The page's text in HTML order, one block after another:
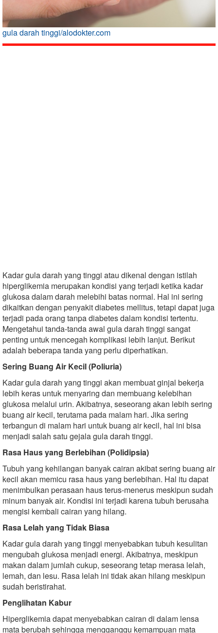
gula darah tinggi/alodokter.com
Kadar gula darah yang tinggi atau dikenal dengan istilah
hiperglikemia merupakan kondisi yang terjadi ketika kadar
glukosa dalam darah melebihi batas normal. Hal ini sering
dikaitkan dengan penyakit diabetes mellitus, tetapi dapat juga
terjadi pada orang tanpa diabetes dalam kondisi tertentu.
Mengetahui tanda-tanda awal gula darah tinggi sangat
penting untuk mencegah komplikasi lebih lanjut. Berikut
adalah beberapa tanda yang perlu diperhatikan.
Sering Buang Air Kecil (Poliuria)
Kadar gula darah yang tinggi akan membuat ginjal bekerja
lebih keras untuk menyaring dan membuang kelebihan
glukosa melalui urin. Akibatnya, seseorang akan lebih sering
buang air kecil, terutama pada malam hari. Jika sering
terbangun di malam hari untuk buang air kecil, hal ini bisa
menjadi salah satu gejala gula darah tinggi.
Rasa Haus yang Berlebihan (Polidipsia)
Tubuh yang kehilangan banyak cairan akibat sering buang air
kecil akan memicu rasa haus yang berlebihan. Hal itu dapat
menimbulkan perasaan haus terus-menerus meskipun sudah
minum banyak air. Kondisi ini terjadi karena tubuh berusaha
mengisi kembali cairan yang hilang.
Rasa Lelah yang Tidak Biasa
Kadar gula darah yang tinggi menyebabkan tubuh kesulitan
mengubah glukosa menjadi energi. Akibatnya, meskipun
makan dalam jumlah cukup, seseorang tetap merasa lelah,
lemah, dan lesu. Rasa lelah ini tidak akan hilang meskipun
sudah beristirahat.
Penglihatan Kabur
Hiperglikemia dapat menyebabkan cairan di dalam lensa
mata berubah sehingga mengganggu kemampuan mata